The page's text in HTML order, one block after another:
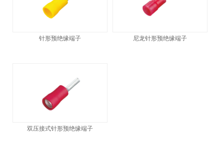
针形预绝缘端子 尼龙针形预绝缘端子
双压接式针形预绝缘端子